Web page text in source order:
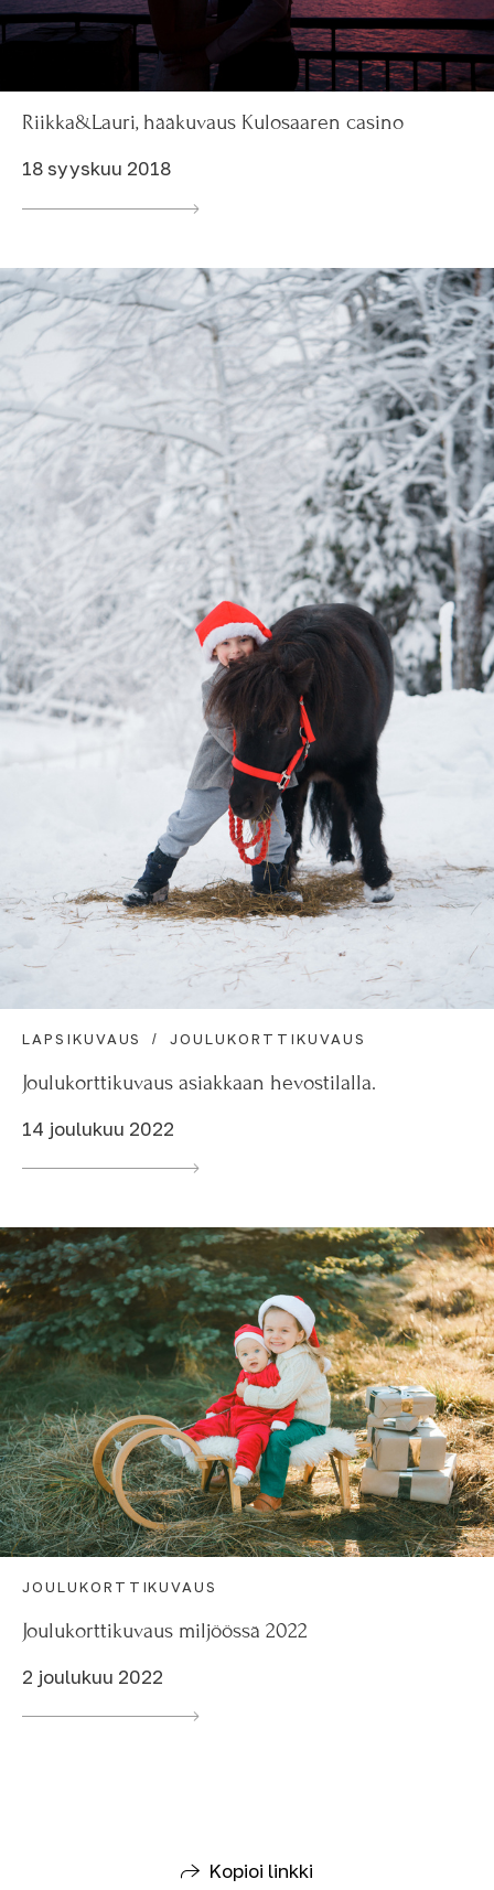
Riikka&Lauri, hääkuvaus Kulosaaren casino
18 syyskuu 2018
LAPSIKUVAUS JOULUKORTTIKUVAUS
Joulukorttikuvaus asiakkaan hevostilalla.
14 joulukuu 2022
JOULUKORTTIKUVAUS
Joulukorttikuvaus miljöössä 2022
2 joulukuu 2022
Kopioi linkki